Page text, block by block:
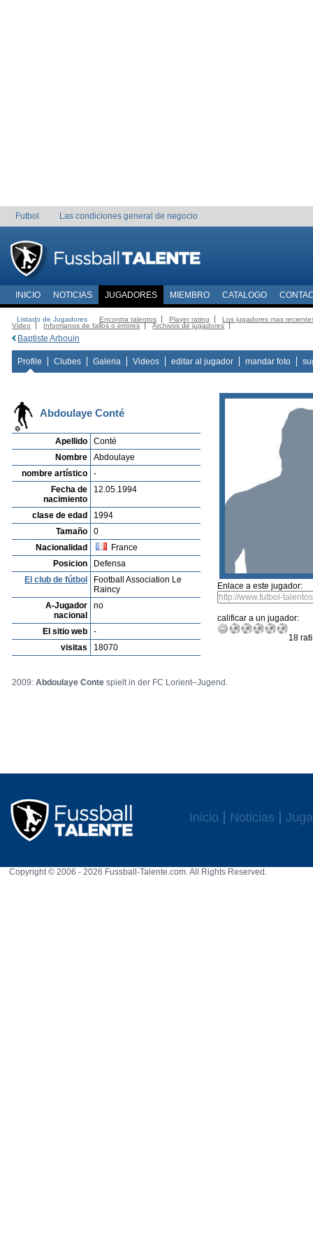
Futbol Las condiciones general de negocio
INICIO NOTICIAS JUGADORES MIEMBRO CATALOGO
Listado de Jugadores Encontra talentos Player rating
Los jugadores mas
Video
Informanos de fallos o errores Archivos de jugadores
Baptiste Arbouin
Profile Clubes Galeria Videos editar al jugador mandar foto
Abdoulaye Conté
Apellido
Conté
Nombre
Abdoulaye
nombre artístico
-
Fecha de
nacimiento
12.05.1994
clase de edad
1994
Tamaño
0
Nacionalidad
France
Posicion
Defensa
El club de fútbol
Football Association Le
Raincy
A-Jugador
nacional
no
El sitio web
-
visitas
18070
Enlace a este jugador:
calificar a un jugador:
18
2009:Abdoulaye Contespielt in der FC Lorient–Jugend.
Inicio Noticias
Copyright © 2006 - 2026 Fussball-Talente.com. All Rights Reserved.